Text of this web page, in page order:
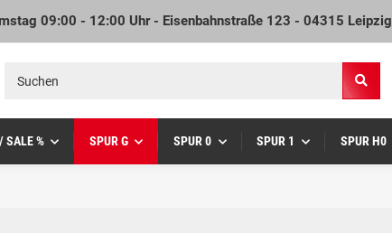
09:00 - 12:00 Uhr - Eisenbahnstraße 123 - 04315 Leipzig
SALE % SPUR G SPUR 0 SPUR 1 SPUR H0